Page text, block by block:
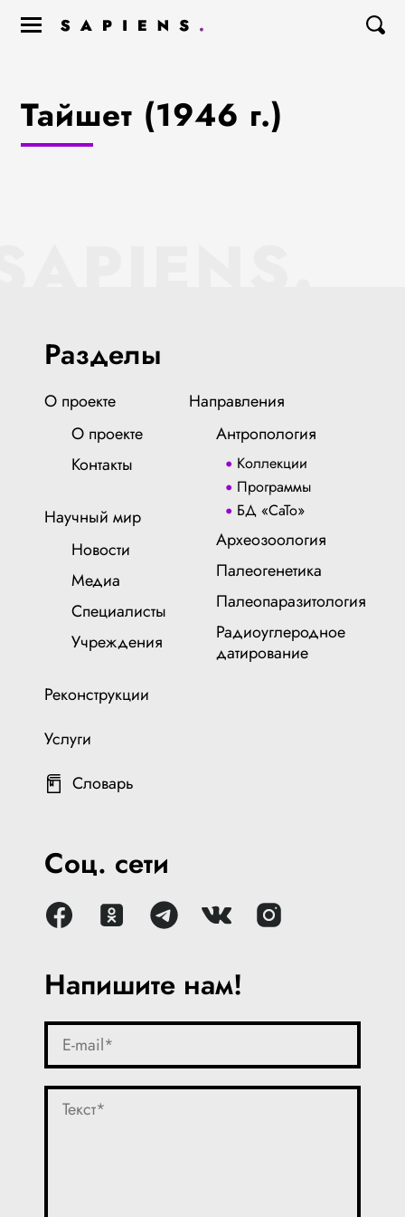
Тайшет (1946 г.)
Напишите нам!
Разделы
О проекте
О проекте
Контакты
Научный мир
Новости
Медиа
Специалисты
Учреждения
Реконструкции
Услуги
Словарь
Направления
Антропология
Коллекции
Программы
БД «СаТо»
Археозоология
Палеогенетика
Палеопаразитология
Радиоуглеродное
датирование
Соц. сети